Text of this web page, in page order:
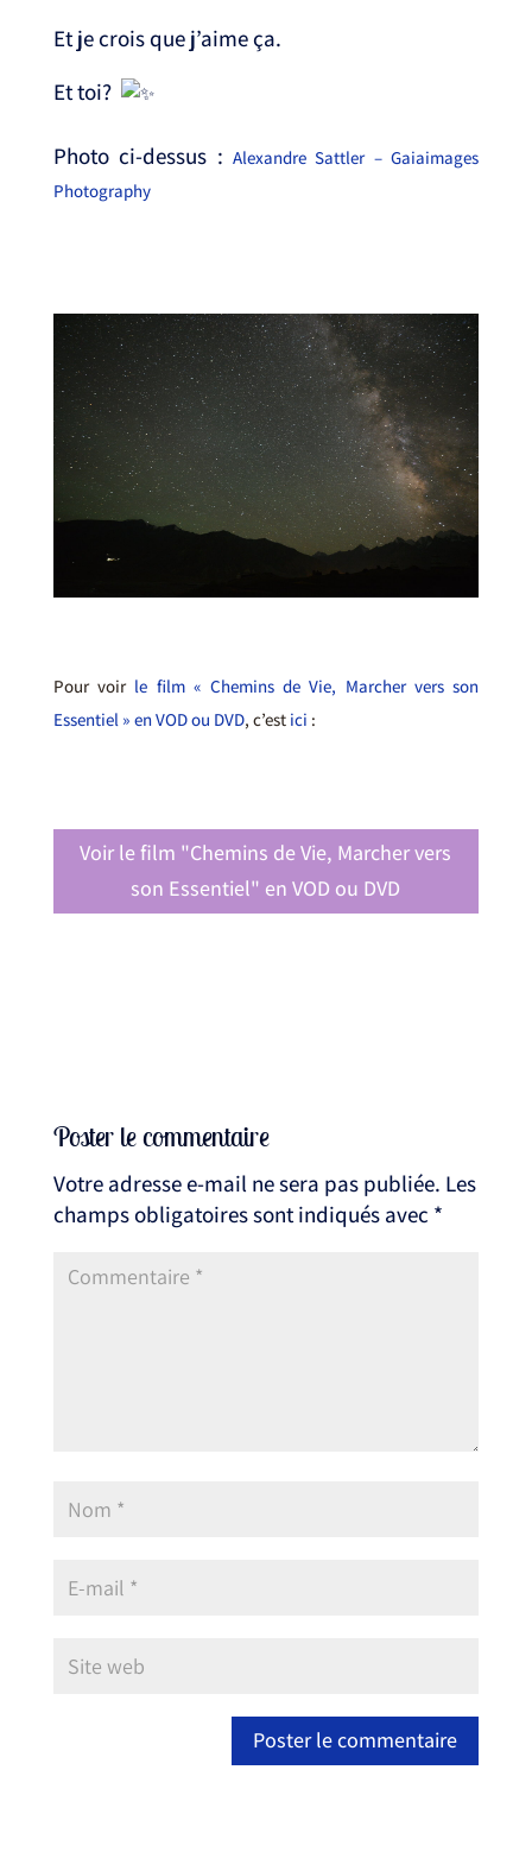
Et je crois que j’aime ça. ⁣
Et toi?⁣
Photo ci-dessus :⁣⁣ Alexandre Sattler – Gaiaimages
Photography
Pour voir le film « Chemins de Vie, Marcher vers son
Essentiel » en VOD ou DVD, c’est ici :
Voir le film "Chemins de Vie, Marcher vers
son Essentiel" en VOD ou DVD
Poster le commentaire
Votre adresse e-mail ne sera pas publiée. Les
champs obligatoires sont indiqués avec *